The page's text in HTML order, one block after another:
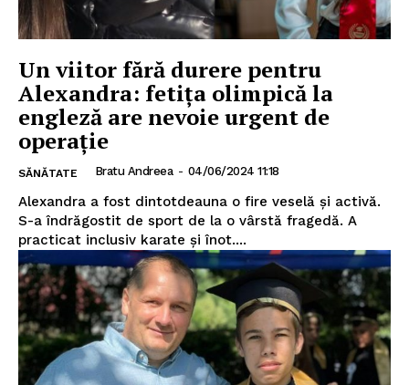
Un viitor fără durere pentru
Alexandra: fetița olimpică la
engleză are nevoie urgent de
operație
SĂNĂTATE Bratu Andreea - 04/06/2024 11:18
Alexandra a fost dintotdeauna o fire veselă și activă.
S-a îndrăgostit de sport de la o vârstă fragedă. A
practicat inclusiv karate și înot....